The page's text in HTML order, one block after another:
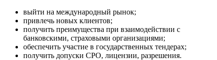
выйти на международный рынок;
привлечь новых клиентов;
получить преимущества при взаимодействии с
банковскими, страховыми организациями;
обеспечить участие в государственных тендерах;
получить допуски СРО, лицензии, разрешения.